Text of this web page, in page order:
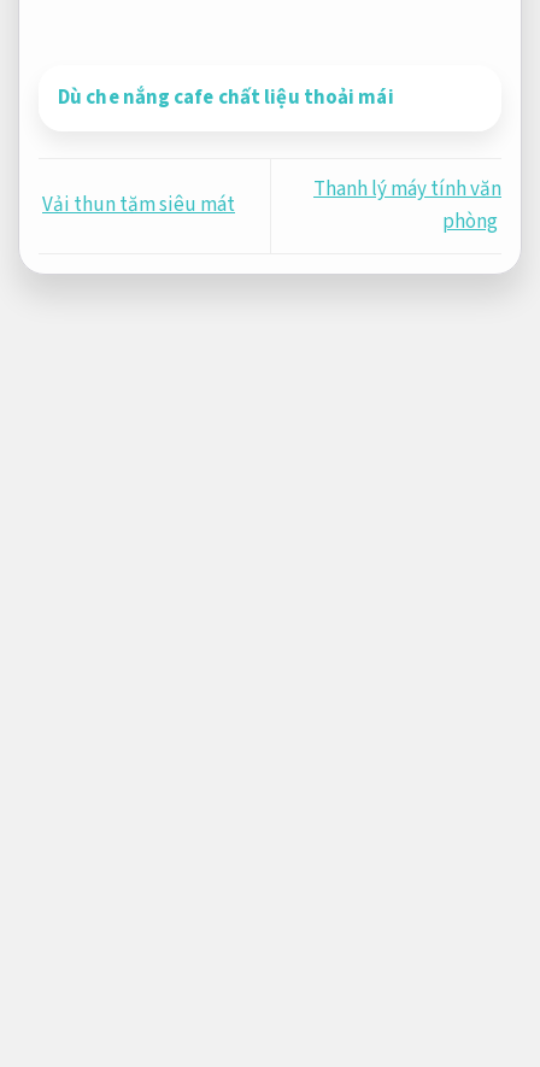
Dù che nắng cafe chất liệu thoải mái
Vải thun tăm siêu mát
Thanh lý máy tính văn
phòng